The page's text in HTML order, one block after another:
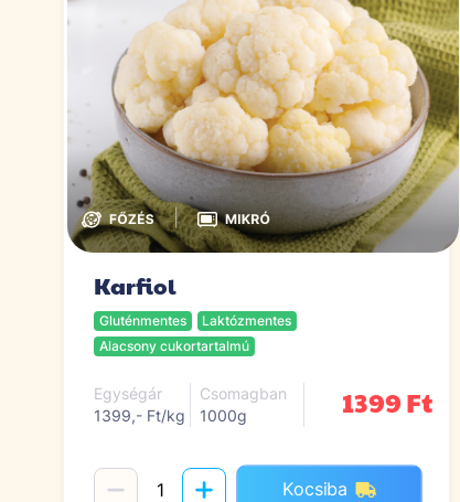
|
Karfiol
Gluténmentes
Laktózmentes
Alacsony cukortartalmú
Egységár
1399,- Ft/kg
Csomagban
1000g
1399 Ft
Kocsiba